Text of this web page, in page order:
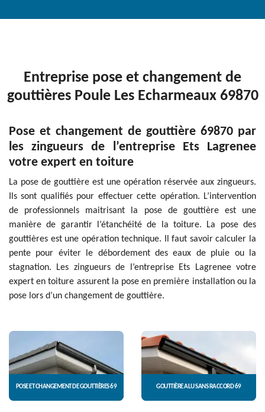
Entreprise pose et changement de
gouttières Poule Les Echarmeaux 69870
Pose et changement de gouttière 69870 par
les zingueurs de l’entreprise Ets Lagrenee
votre expert en toiture
La pose de gouttière est une opération réservée aux zingueurs.
Ils sont qualifiés pour effectuer cette opération. L’intervention
de professionnels maitrisant la pose de gouttière est une
manière de garantir l’étanchéité de la toiture. La pose des
gouttières est une opération technique. Il faut savoir calculer la
pente pour éviter le débordement des eaux de pluie ou la
stagnation. Les zingueurs de l’entreprise Ets Lagrenee votre
expert en toiture assurent la pose en première installation ou la
pose lors d’un changement de gouttière.
POSE ET CHANGEMENT DE GOUTTIÈRES 69 GOUTTIÈRE ALU SANS RACCORD 69